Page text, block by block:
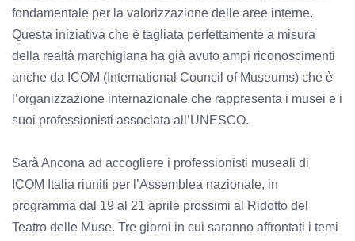
fondamentale per la valorizzazione delle aree interne.
Questa iniziativa che è tagliata perfettamente a misura
della realtà marchigiana ha già avuto ampi riconoscimenti
anche da ICOM (International Council of Museums) che è
l’organizzazione internazionale che rappresenta i musei e i
suoi professionisti associata all’UNESCO.
Sarà Ancona ad accogliere i professionisti museali di
ICOM Italia riuniti per l’Assemblea nazionale, in
programma dal 19 al 21 aprile prossimi al Ridotto del
Teatro delle Muse. Tre giorni in cui saranno affrontati i temi